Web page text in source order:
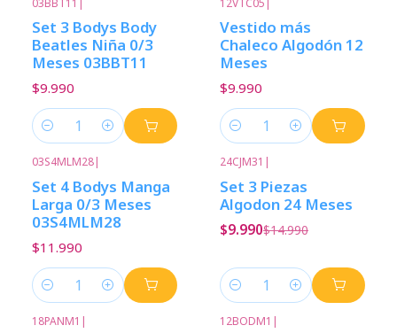
03BBT11 |
Set 3 Bodys Body
Beatles Niña 0/3
Meses 03BBT11
$9.990
Cantidad
12VTC05 |
Vestido más
Chaleco Algodón 12
Meses
$9.990
Cantidad
03S4MLM28|
Set 4 Bodys Manga
Larga 0/3 Meses
03S4MLM28
$11.990
Cantidad
24CJM31 |
Set 3 Piezas
Algodon 24 Meses
$9.990$14.990
Cantidad
18PANM1 | 12BODM1 |